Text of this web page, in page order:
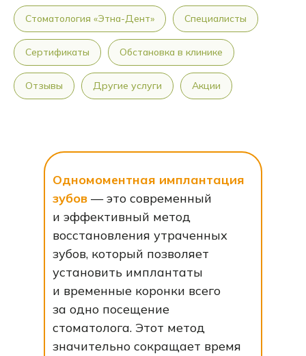
Стоматология «Этна-Дент» Специалисты
Сертификаты Обстановка в клинике
Отзывы Другие услуги Акции
Одномоментная имплантация
зубов — это современный
и эффективный метод
восстановления утраченных
зубов, который позволяет
установить имплантаты
и временные коронки всего
за одно посещение
стоматолога. Этот метод
значительно сокращает время